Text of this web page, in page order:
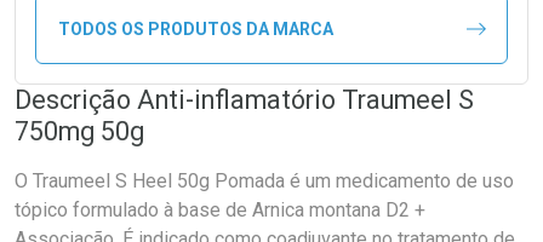
TODOS OS PRODUTOS DA MARCA
Descrição Anti-inflamatório Traumeel S
750mg 50g
O Traumeel S Heel 50g Pomada é um medicamento de uso
tópico formulado à base de Arnica montana D2 +